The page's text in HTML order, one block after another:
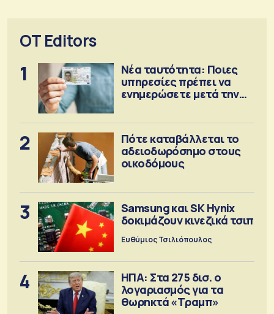
OT Editors
1
Νέα ταυτότητα: Ποιες
υπηρεσίες πρέπει να
ενημερώσετε μετά την
2
Πότε καταβάλλεται το
αδειοδωρόσημο στους
οικοδόμους
3
Samsung και SK Hynix
δοκιμάζουν κινεζικά τσιπ
Ευθύμιος Τσιλιόπουλος
4
ΗΠΑ: Στα 275 δισ. ο
λογαριασμός για τα
θωρηκτά «Τραμπ»